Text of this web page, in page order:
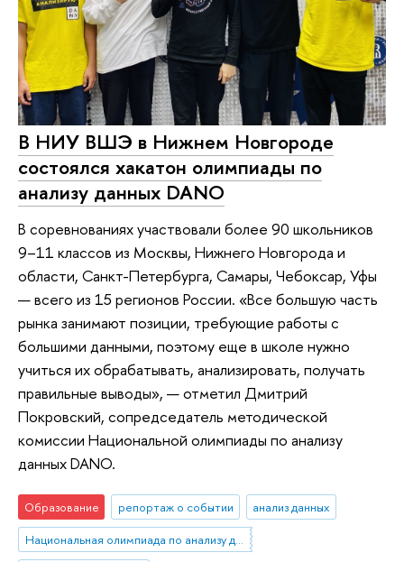
В НИУ ВШЭ в Нижнем Новгороде
состоялся хакатон олимпиады по
анализу данных DANO
В соревнованиях участвовали более 90 школьников
9–11 классов из Москвы, Нижнего Новгорода и
области, Санкт-Петербурга, Самары, Чебоксар, Уфы
— всего из 15 регионов России. «Все большую часть
рынка занимают позиции, требующие работы с
большими данными, поэтому еще в школе нужно
учиться их обрабатывать, анализировать, получать
правильные выводы», — отметил Дмитрий
Покровский, сопредседатель методической
комиссии Национальной олимпиады по анализу
данных DANO.
Образование репортаж о событии
анализ данных
Национальная олимпиада по анализу данных «DANO»